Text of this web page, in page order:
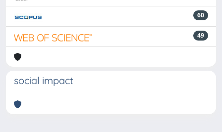
60
49
social impact